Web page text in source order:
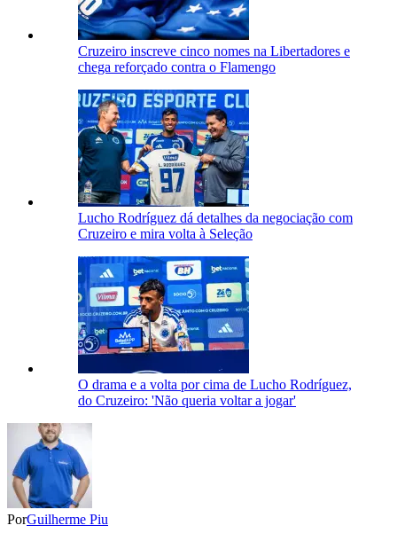
Cruzeiro inscreve cinco nomes na Libertadores e
chega reforçado contra o Flamengo
Lucho Rodríguez dá detalhes da negociação com
Cruzeiro e mira volta à Seleção
O drama e a volta por cima de Lucho Rodríguez,
do Cruzeiro: 'Não queria voltar a jogar'
PorGuilherme Piu